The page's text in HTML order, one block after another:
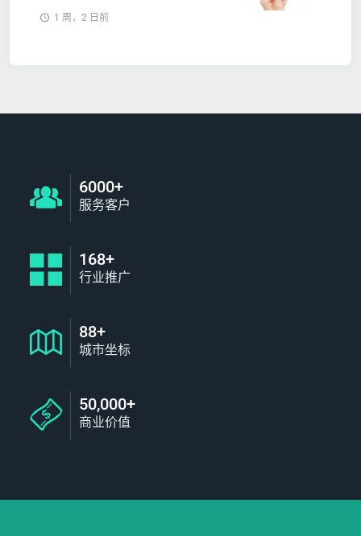
1 周，2 日前
6000+
服务客户
168+
行业推广
88+
城市坐标
50,000+
商业价值